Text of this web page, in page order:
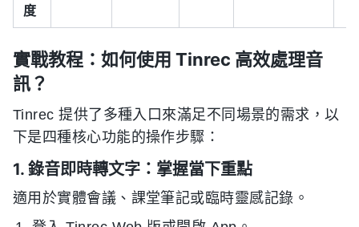
度
實戰教程：如何使用 Tinrec 高效處理音
訊？
Tinrec 提供了多種入口來滿足不同場景的需求，以
下是四種核心功能的操作步驟：
1. 錄音即時轉文字：掌握當下重點
適用於實體會議、課堂筆記或臨時靈感記錄。